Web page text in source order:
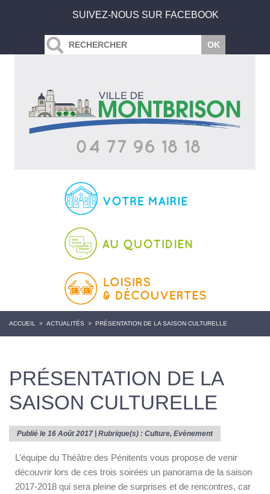
SUIVEZ-NOUS SUR FACEBOOK
ACCUEIL > ACTUALITÉS > PRÉSENTATION DE LA SAISON CULTURELLE
PRÉSENTATION DE LA
SAISON CULTURELLE
Publié le 16 Août 2017 | Rubrique(s) : Culture, Evènement
L’équipe du Théâtre des Pénitents vous propose de venir
découvrir lors de ces trois soirées un panorama de la saison
2017-2018 qui sera pleine de surprises et de rencontres, car